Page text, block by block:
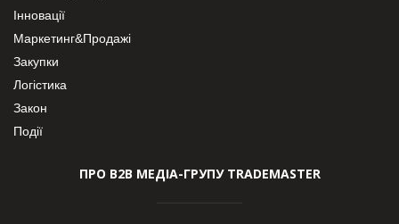
Інновації
Маркетинг&Продажі
Закупки
Логістика
Закон
Події
ПРО В2В МЕДІА-ГРУПУ TRADEMASTER